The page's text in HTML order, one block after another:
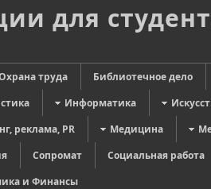
для
труда Библиотечное дело
Информатика
реклама, PR
Медицина
Сопромат Социальная работа
и Финансы